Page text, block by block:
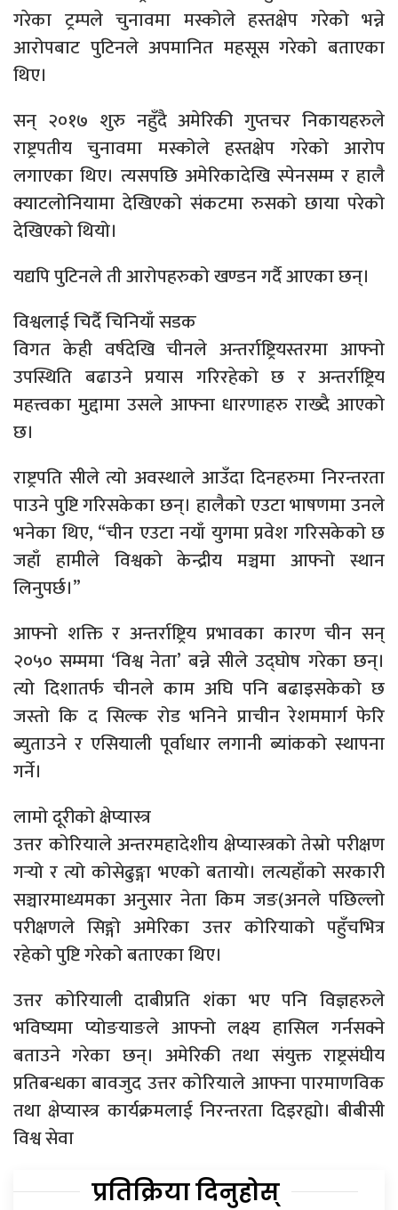
गरेका ट्रम्पले चुनावमा मस्कोले हस्तक्षेप गरेको भन्ने
आरोपबाट पुटिनले अपमानित महसूस गरेको बताएका
थिए।
सन् २०१७ शुरु नहुँदै अमेरिकी गुप्तचर निकायहरुले
राष्ट्रपतीय चुनावमा मस्कोले हस्तक्षेप गरेको आरोप
लगाएका थिए। त्यसपछि अमेरिकादेखि स्पेनसम्म र हालै
क्याटलोनियामा देखिएको संकटमा रुसको छाया परेको
देखिएको थियो।
यद्यपि पुटिनले ती आरोपहरुको खण्डन गर्दै आएका छन्।
विश्वलाई चिर्दै चिनियाँ सडक
विगत केही वर्षदेखि चीनले अन्तर्राष्ट्रियस्तरमा आफ्नो
उपस्थिति बढाउने प्रयास गरिरहेको छ र अन्तर्राष्ट्रिय
महत्त्वका मुद्दामा उसले आफ्ना धारणाहरु राख्दै आएको
छ।
राष्ट्रपति सीले त्यो अवस्थाले आउँदा दिनहरुमा निरन्तरता
पाउने पुष्टि गरिसकेका छन्। हालैको एउटा भाषणमा उनले
भनेका थिए, “चीन एउटा नयाँ युगमा प्रवेश गरिसकेको छ
जहाँ हामीले विश्वको केन्द्रीय मञ्चमा आफ्नो स्थान
लिनुपर्छ।”
आफ्नो शक्ति र अन्तर्राष्ट्रिय प्रभावका कारण चीन सन्
२०५० सम्ममा ‘विश्व नेता’ बन्ने सीले उद्घोष गरेका छन्।
त्यो दिशातर्फ चीनले काम अघि पनि बढाइसकेको छ
जस्तो कि द सिल्क रोड भनिने प्राचीन रेशममार्ग फेरि
ब्युताउने र एसियाली पूर्वाधार लगानी ब्यांकको स्थापना
गर्ने।
लामो दूरीको क्षेप्यास्त्र
उत्तर कोरियाले अन्तरमहादेशीय क्षेप्यास्त्रको तेस्रो परीक्षण
गर्‍यो र त्यो कोसेढुङ्गा भएको बतायो। लत्यहाँको सरकारी
सञ्चारमाध्यमका अनुसार नेता किम जङ(अनले पछिल्लो
परीक्षणले सिङ्गो अमेरिका उत्तर कोरियाको पहुँचभित्र
रहेको पुष्टि गरेको बताएका थिए।
उत्तर कोरियाली दाबीप्रति शंका भए पनि विज्ञहरुले
भविष्यमा प्योङयाङले आफ्नो लक्ष्य हासिल गर्नसक्ने
बताउने गरेका छन्। अमेरिकी तथा संयुक्त राष्ट्रसंघीय
प्रतिबन्धका बावजुद उत्तर कोरियाले आफ्ना पारमाणविक
तथा क्षेप्यास्त्र कार्यक्रमलाई निरन्तरता दिइरह्यो। बीबीसी
विश्व सेवा
प्रतिक्रिया दिनुहोस्